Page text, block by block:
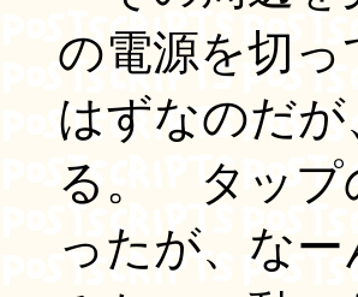
の電源を切
はずなのだ
る。 タップ
ったが、な